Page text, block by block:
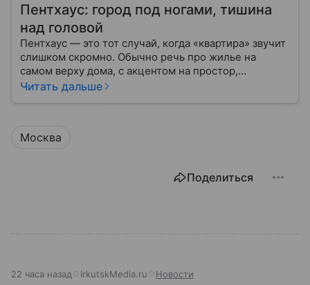
Пентхаус: город под ногами, тишина
над головой
Пентхаус — это тот случай, когда «квартира» звучит
слишком скромно. Обычно речь про жилье на
самом верху дома, с акцентом на простор,
приватность и виды.
Читать дальше
Москва
Поделиться
22 часа назад IrkutskMedia.ru Новости